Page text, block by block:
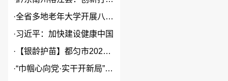
·全省多地老年大学开展八一建军...
·习近平：加快建设健康中国
· 【银龄护苗】都匀市2026年...
·“巾帼心向党·实干开新局”2...